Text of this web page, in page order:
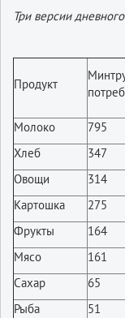
Три версии
Продукт
Молоко
795
Хлеб
347
Овощи
314
Картошка
275
Фрукты
164
Мясо
161
Сахар
65
Рыба
51